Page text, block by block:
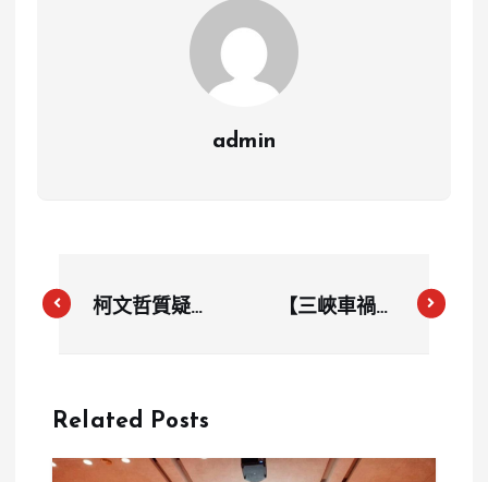
admin
柯文哲質疑亞
擊：依法辦
【三峽車禍】
Related Posts